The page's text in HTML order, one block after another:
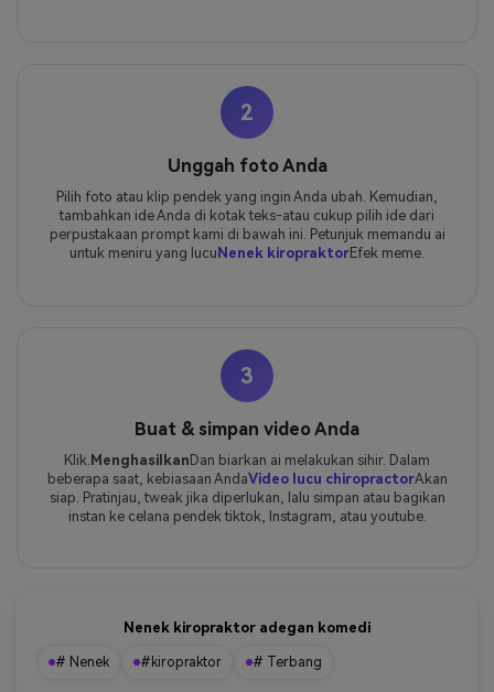
2
Unggah foto Anda
Pilih foto atau klip pendek yang ingin Anda ubah. Kemudian,
tambahkan ide Anda di kotak teks-atau cukup pilih ide dari
perpustakaan prompt kami di bawah ini. Petunjuk memandu ai
untuk meniru yang lucu Nenek kiropraktorEfek meme.
3
Buat & simpan video Anda
Klik. Menghasilkan Dan biarkan ai melakukan sihir. Dalam
beberapa saat, kebiasaan AndaVideo lucu chiropractorAkan
siap. Pratinjau, tweak jika diperlukan, lalu simpan atau bagikan
instan ke celana pendek tiktok, Instagram, atau youtube.
Nenek kiropraktor adegan komedi
# Nenek #kiropraktor # Terbang